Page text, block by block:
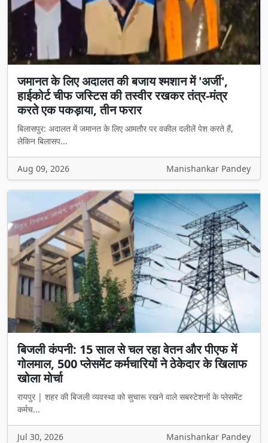
जमानत के लिए अदालत की बजाय श्मशान में 'अर्जी',
हाईकोर्ट चीफ जस्टिस की तस्वीर रखकर तंत्र-मंत्र
करते एक पकड़ाया, तीन फरार
बिलासपुर: अदालत में जमानत के लिए आमतौर पर वकील दलीलें पेश करते हैं,
लेकिन बिलासप...
Aug 09, 2026 Manishankar Pandey
बिजली कंपनी: 15 साल से चल रहा वेतन और पीएफ में
गोलमाल, 500 प्लेसमेंट कर्मचारियों ने ठेकेदार के खिलाफ
खोला मोर्चा
रायपुर | शहर की बिजली व्यवस्था को सुचारू रखने वाले सबस्टेशनों के प्लेसमेंट
कर्मच...
Jul 30, 2026 Manishankar Pandey